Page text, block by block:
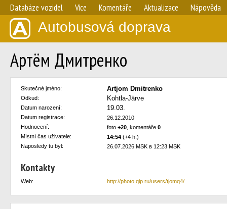
Databáze vozidel Více Komentáře Aktualizace Nápověda
Autobusová doprava
Артём Дмитренко
Skutečné jméno: Artjom Dmitrenko
Odkud: Kohtla-Järve
Datum narození: 19.03.
Datum registrace:
26.12.2010
Hodnocení:
foto +20 , komentáře 0
Místní čas uživatele:
14:54 (+4 h.)
Naposledy tu byl:
26.07.2026 MSK в 12:23 MSK
Kontakty
Web: http://photo.qip.ru/users/tjomq4/